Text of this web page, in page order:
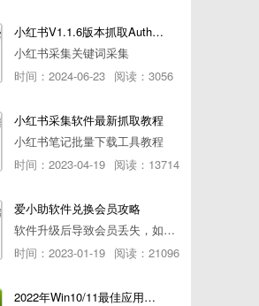
小红书V1.1.6版本抓取AuthorId最新教程
小红书采集关键词采集
时间：2024-06-23 阅读：3056
小红书采集软件最新抓取教程
小红书笔记批量下载工具教程
时间：2023-04-19 阅读：13714
爱小助软件兑换会员攻略
软件升级后导致会员丢失，如何快速兑换会员详细攻略
时间：2023-01-19 阅读：21096
2022年Win10/11最佳应用榜单出炉！ 你都用过几个？